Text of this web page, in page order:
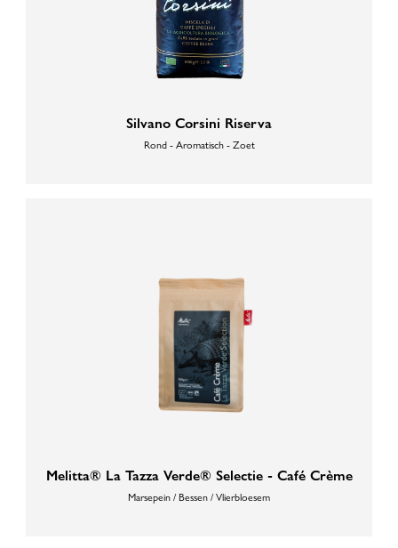
Silvano Corsini Riserva
Rond - Aromatisch - Zoet
Melitta® La Tazza Verde® Selectie - Café Crème
Marsepein / Bessen / Vlierbloesem